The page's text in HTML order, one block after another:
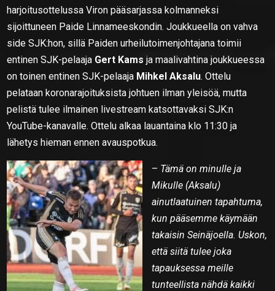
harjoitusottelussa Viron pääsarjassa kolmanneksi
sijoittuneen Paide Linnameeskondin. Joukkueella on vahva
side SJK:hon, sillä Paiden urheilutoimenjohtajana toimii
entinen SJK-pelaaja Gert Kams ja maalivahtina joukkueessa
on toinen entinen SJK-pelaaja Mihkel Aksalu. Ottelu
pelataan koronarajoituksista johtuen ilman yleisöä, mutta
pelistä tulee ilmainen livestream katsottavaksi SJK:n
YouTube-kanavalle. Ottelu alkaa lauantaina klo 11:30 ja
lähetys hieman ennen avauspotkua.
– Tämä on minulle ja
Mikulle (Aksalu)
ainutlaatuinen tapahtuma,
kun pääsemme käymään
takaisin Seinäjoella. Uskon,
että siitä tulee joka
tapauksessa meille
tunteellista nähdä kaikki